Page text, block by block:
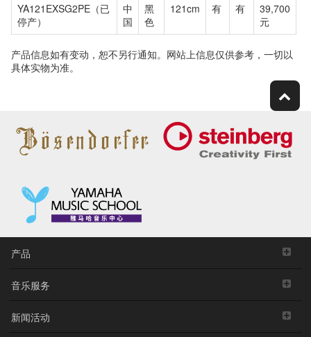
YA121EXSG2PE（已
停产）
中
国
黑
色
121cm 有 有
39,700
元
产品信息如有变动，恕不另行通知。网站上信息仅供参考，一切以
具体实物为准。
产品
音乐服务
新闻活动